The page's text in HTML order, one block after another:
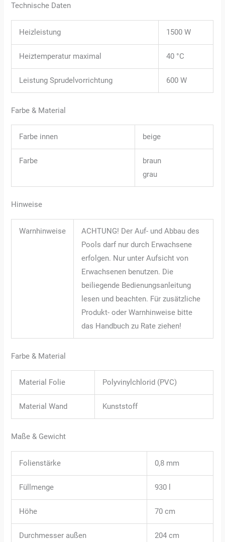
Technische Daten
Heizleistung 1500 W
Heiztemperatur maximal 40 °C
Leistung Sprudelvorrichtung 600 W
Farbe & Material
Farbe innen beige
Farbe
braun
grau
Hinweise
Warnhinweise
ACHTUNG! Der Auf- und Abbau des
Pools darf nur durch Erwachsene
erfolgen. Nur unter Aufsicht von
Erwachsenen benutzen. Die
beiliegende Bedienungsanleitung
lesen und beachten. Für zusätzliche
Produkt- oder Warnhinweise bitte
das Handbuch zu Rate ziehen!
Farbe & Material
Material Folie Polyvinylchlorid (PVC)
Material Wand Kunststoff
Maße & Gewicht
Folienstärke 0,8 mm
Füllmenge 930 l
Höhe 70 cm
Durchmesser außen 204 cm